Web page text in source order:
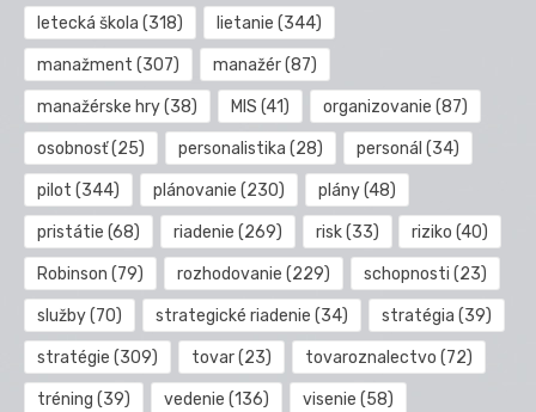
letecká škola (318) lietanie (344)
manažment (307) manažér(87)
manažérske hry(38) MIS (41) organizovanie (87)
osobnosť(25) personalistika (28) personál (34)
pilot (344) plánovanie (230) plány(48)
pristátie (68) riadenie (269) risk(33) riziko (40)
Robinson (79) rozhodovanie (229) schopnosti (23)
služby(70) strategické riadenie (34) stratégia (39)
stratégie (309) tovar(23) tovaroznalectvo (72)
tréning (39) vedenie (136) visenie (58)